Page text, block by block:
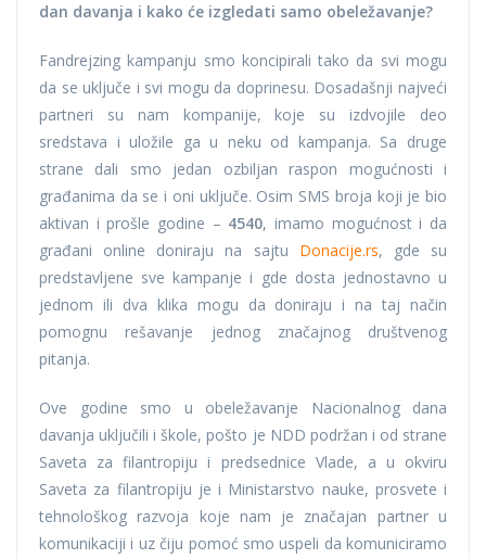
dan davanja i kako će izgledati samo obeležavanje?
Fandrejzing kampanju smo koncipirali tako da svi mogu
da se uključe i svi mogu da doprinesu. Dosadašnji najveći
partneri su nam kompanije, koje su izdvojile deo
sredstava i uložile ga u neku od kampanja. Sa druge
strane dali smo jedan ozbiljan raspon mogućnosti i
građanima da se i oni uključe. Osim SMS broja koji je bio
aktivan i prošle godine – 4540, imamo mogućnost i da
građani online doniraju na sajtu Donacije.rs, gde su
predstavljene sve kampanje i gde dosta jednostavno u
jednom ili dva klika mogu da doniraju i na taj način
pomognu rešavanje jednog značajnog društvenog
pitanja.
Ove godine smo u obeležavanje Nacionalnog dana
davanja uključili i škole, pošto je NDD podržan i od strane
Saveta za filantropiju i predsednice Vlade, a u okviru
Saveta za filantropiju je i Ministarstvo nauke, prosvete i
tehnološkog razvoja koje nam je značajan partner u
komunikaciji i uz čiju pomoć smo uspeli da komuniciramo